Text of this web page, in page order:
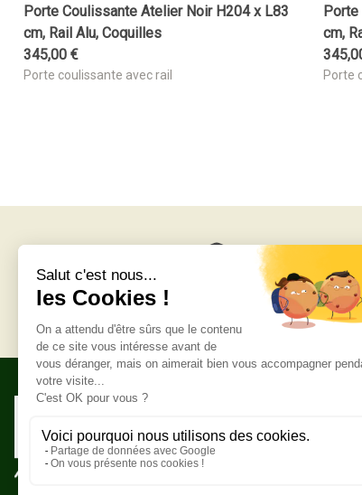
Porte Coulissante Atelier Noir H204 x L83
cm, Rail Alu, Coquilles
345,00 €
Porte coulissante avec rail
cm,
345,
Porte
Livraison gratuite